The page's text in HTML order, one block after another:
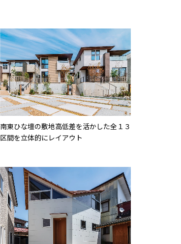
南東ひな壇の敷地高低差を活かした全１３
区間を立体的にレイアウト